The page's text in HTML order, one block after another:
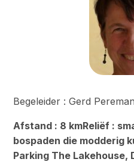
Begeleider : Gerd
Afstand : 8 kmReliëf :
bospaden die modderig
Parking The Lakehouse,